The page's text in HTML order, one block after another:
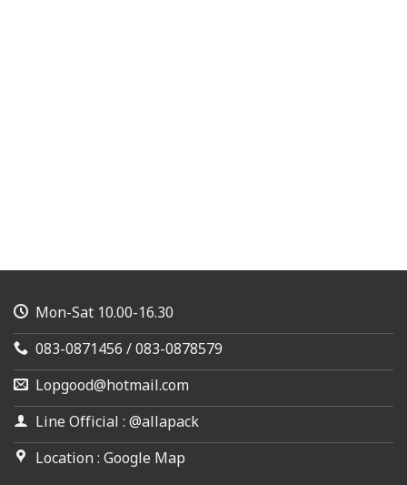
Mon-Sat 10.00-16.30
083-0871456 / 083-0878579
Lopgood@hotmail.com
Line Official : @allapack
Location : Google Map